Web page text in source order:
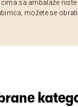
sa ambalaže niste
možete se